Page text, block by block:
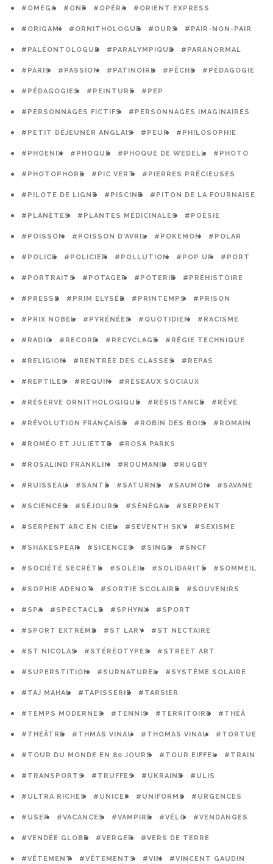
#OMEGA #ONF #OPÉRA #ORIENT EXPRESS
#ORIGAMI #ORNITHOLOGUE #OURS #PAIR-NON-PAIR
#PALÉONTOLOGUE #PARALYMPIQUE #PARANORMAL
#PARIS #PASSION #PATINOIRE #PÊCHE #PÉDAGOGIE
#PÉDAGOGIES #PEINTURE #PEP
#PERSONNAGES FICTIFS #PERSONNAGES IMAGINAIRES
#PETIT DÉJEUNER ANGLAIS #PEUR #PHILOSOPHIE
#PHOENIX #PHOQUE #PHOQUE DE WEDELL #PHOTO
#PHOTOPHORE #PIC VERT #PIERRES PRÉCIEUSES
#PILOTE DE LIGNE #PISCINE #PITON DE LA FOURNAISE
#PLANÈTES #PLANTES MÉDICINALES #POÉSIE
#POISSON #POISSON D'AVRIL #POKEMON #POLAR
#POLICE #POLICIER #POLLUTION #POP UP #PORT
#PORTRAITS #POTAGER #POTERIE #PRÉHISTOIRE
#PRESSE #PRIM ELYSÉE #PRINTEMPS #PRISON
#PRIX NOBEL #PYRÉNÉES #QUOTIDIEN #RACISME
#RADIO #RECORD #RECYCLAGE #RÉGIE TECHNIQUE
#RELIGION #RENTRÉE DES CLASSES #REPAS
#REPTILES #REQUIN #RÉSEAUX SOCIAUX
#RÉSERVE ORNITHOLOGIQUE #RÉSISTANCE #RÊVE
#RÉVOLUTION FRANÇAISE #ROBIN DES BOIS #ROMAIN
#ROMÉO ET JULIETTE #ROSA PARKS
#ROSALIND FRANKLIN #ROUMANIE #RUGBY
#RUISSEAU #SANTÉ #SATURNE #SAUMON #SAVANE
#SCIENCES #SÉJOURS #SÉNÉGAL #SERPENT
#SERPENT ARC EN CIEL #SEVENTH SKY #SEXISME
#SHAKESPEAR #SICENCES #SINGE #SNCF
#SOCIÉTÉ SECRÈTE #SOLEIL #SOLIDARITÉ #SOMMEIL
#SOPHIE ADENOT #SORTIE SCOLAIRE #SOUVENIRS
#SPA #SPECTACLE #SPHYNX #SPORT
#SPORT EXTRÊME #ST LARY #ST NECTAIRE
#ST NICOLAS #STÉRÉOTYPES #STREET ART
#SUPERSTITION #SURNATUREL #SYSTÈME SOLAIRE
#TAJ MAHAL #TAPISSERIE #TARSIER
#TEMPS MODERNES #TENNIS #TERRITOIRE #THÉÂ
#THÉÂTRE #THMAS VINAU #THOMAS VINAU #TORTUE
#TOUR DU MONDE EN 80 JOURS #TOUR EIFFEL #TRAIN
#TRANSPORTS #TRUFFES #UKRAINE #ULIS
#ULTRA RICHES #UNICEF #UNIFORME #URGENCES
#USEP #VACANCES #VAMPIRE #VÉLO #VENDANGES
#VENDÉE GLOBE #VERGER #VERS DE TERRE
#VÊTEMENT #VÊTEMENTS #VIN #VINCENT GAUDIN